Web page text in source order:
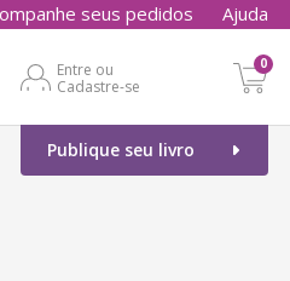
seus pedidos Ajuda
Entre ou
Cadastre-se
0
Publique seu livro